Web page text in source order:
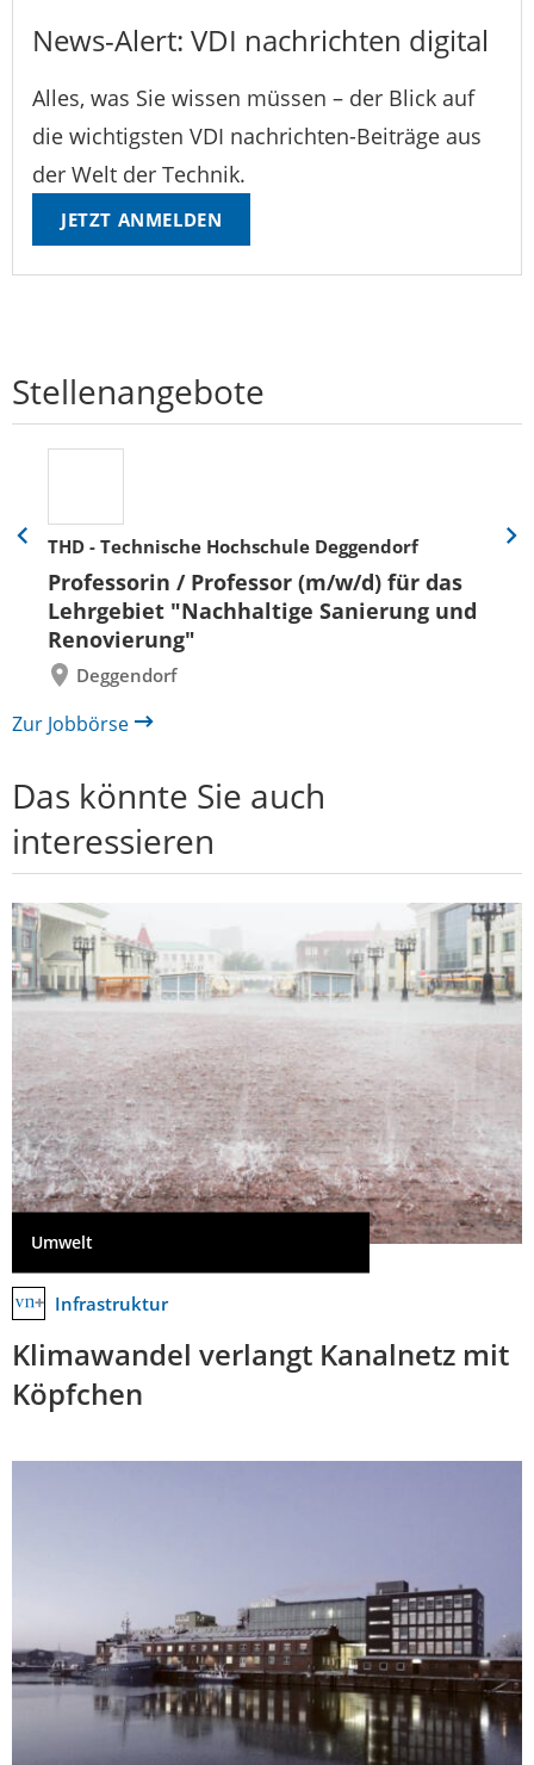
News-Alert: VDI nachrichten digital
Alles, was Sie wissen müssen – der Blick auf
die wichtigsten VDI nachrichten-Beiträge aus
der Welt der Technik.
JETZT ANMELDEN
Stellenangebote
THD - Technische Hochschule Deggendorf
Professorin / Professor (m/w/d) für das
Lehrgebiet "Nachhaltige Sanierung und
Renovierung"
Deggendorf
Eine
zurück
Eine
Zur Jobbörse
Das könnte Sie auch
interessieren
Umwelt
Infrastruktur
Klimawandel verlangt Kanalnetz mit
Köpfchen